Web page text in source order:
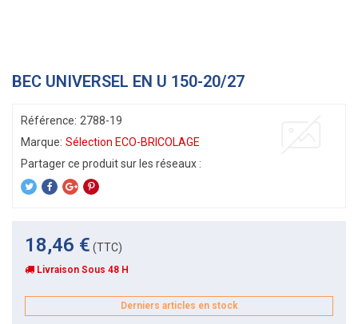
BEC UNIVERSEL EN U 150-20/27
Référence: 2788-19
Marque: Sélection ECO-BRICOLAGE
18,46 € (TTC)
Livraison Sous 48 H
Derniers articles en stock